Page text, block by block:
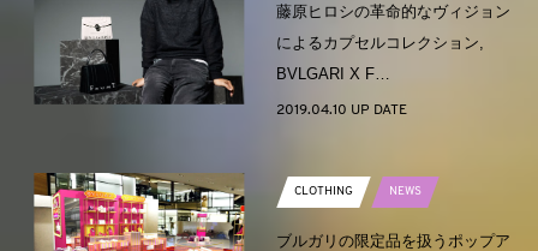
藤原ヒロシの革命的なヴィジョン
によるカプセルコレクション,
BVLGARI X F…
2019.04.10 UP DATE
CLOTHING NEWS
ブルガリの限定品を扱うポップア